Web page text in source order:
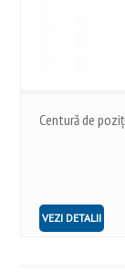
Centură de
VEZI DETALII